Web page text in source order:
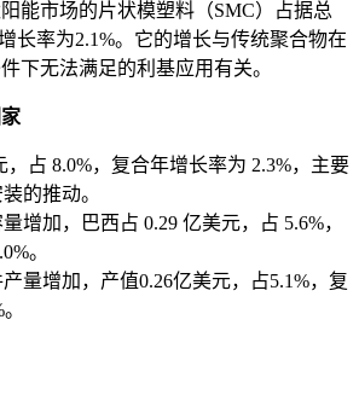
能市场的片状模塑料（SMC）占据总
长率为2.1%。它的增长与传统聚合物在
下无法满足的利基应用有关。
，占 8.0%，复合年增长率为 2.3%，主要
的推动。
增加，巴西占 0.29 亿美元，占 5.6%，
。
量增加，产值0.26亿美元，占5.1%，复